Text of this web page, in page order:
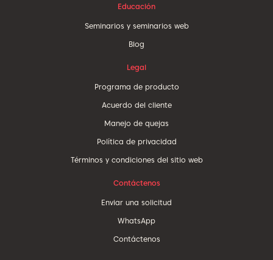
Educación
Seminarios y seminarios web
Blog
Legal
Programa de producto
Acuerdo del cliente
Manejo de quejas
Política de privacidad
Términos y condiciones del sitio web
Contáctenos
Enviar una solicitud
WhatsApp
Contáctenos